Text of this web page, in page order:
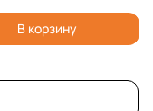
В корзину